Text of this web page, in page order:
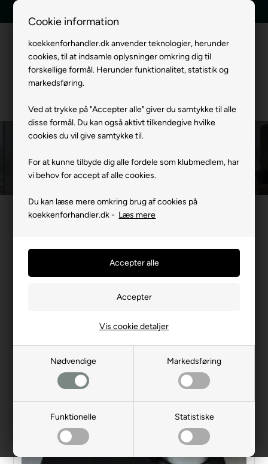
Cookie information
koekkenforhandler.dk anvender teknologier, herunder
cookies, til at indsamle oplysninger omkring dig til
forskellige formål. Herunder funktionalitet, statistik og
markedsføring.
Ved at trykke på "Accepter alle" giver du samtykke til alle
disse formål. Du kan også aktivt tilkendegive hvilke
cookies du vil give samtykke til.
For at kunne tilbyde dig alle fordele som klubmedlem, har
vi behov for accept af alle cookies.
Du kan læse mere omkring brug af cookies på
koekkenforhandler.dk - Læs mere
Nødvendige Markedsføring
Funktionelle Statistiske
Vis cookie detaljer
Menu
Witt Bordemhætte
Forside»Mærker WITT Hvidevarer Witt Emhætte Witt
Filtrer produkter